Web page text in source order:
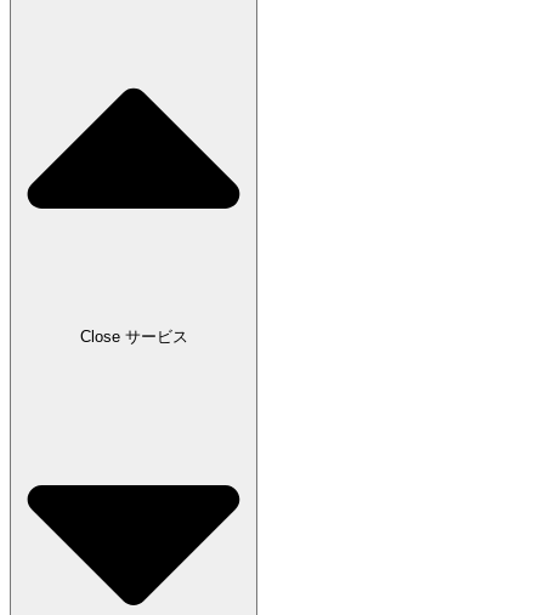
DevOps
IoT
広告・メディア
ヘルスケア
電気・ガス・水道
金融サービス
Close サービス